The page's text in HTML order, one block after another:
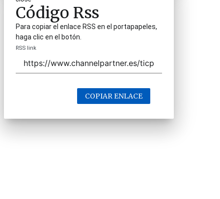
Código Rss
Para copiar el enlace RSS en el portapapeles,
haga clic en el botón.
RSS link
COPIAR ENLACE